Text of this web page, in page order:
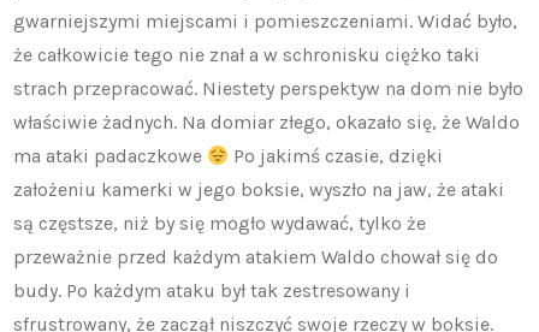
gwarniejszymi miejscami i pomieszczeniami. Widać było,
że całkowicie tego nie znał a w schronisku ciężko taki
strach przepracować. Niestety perspektyw na dom nie było
właściwie żadnych. Na domiar złego, okazało się, że Waldo
ma ataki padaczkowe
Po jakimś czasie, dzięki
założeniu kamerki w jego boksie, wyszło na jaw, że ataki
są częstsze, niż by się mogło wydawać, tylko że
przeważnie przed każdym atakiem Waldo chował się do
budy. Po każdym ataku był tak zestresowany i
sfrustrowany, że zaczął niszczyć swoje rzeczy w boksie.